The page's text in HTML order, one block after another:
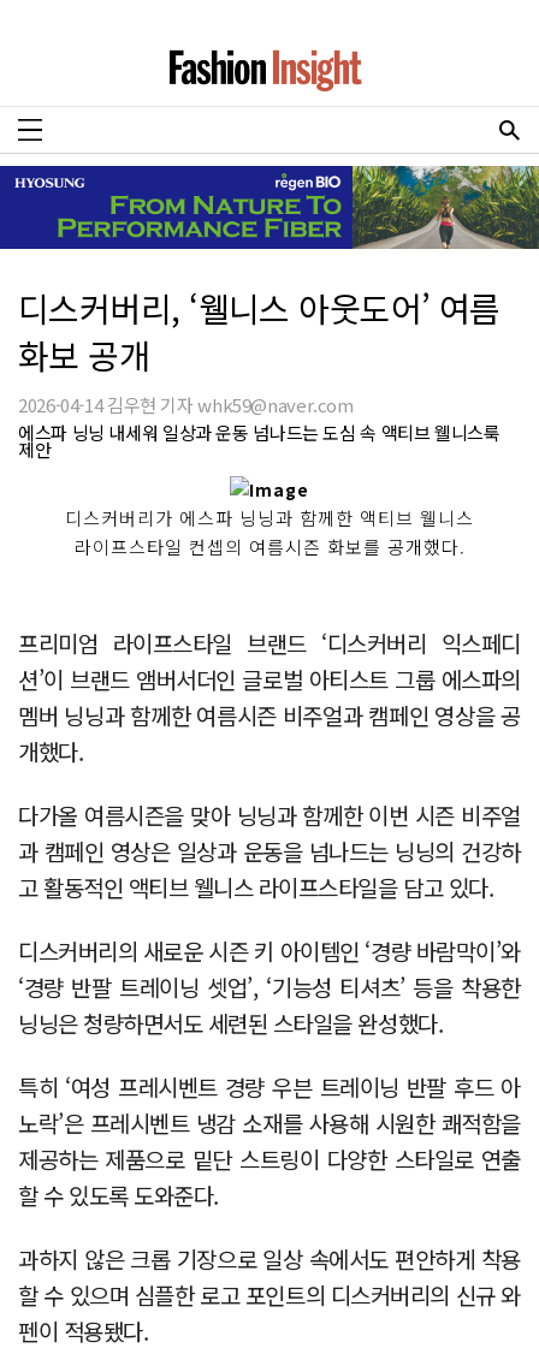
디스커버리, ‘웰니스 아웃도어’ 여름
화보 공개
2026-04-14 김우현 기자 whk59@naver.com
에스파 닝닝 내세워 일상과 운동 넘나드는 도심 속 액티브 웰니스룩
제안
디스커버리가 에스파 닝닝과 함께한 액티브 웰니스
라이프스타일 컨셉의 여름시즌 화보를 공개했다.
프리미엄 라이프스타일 브랜드 ‘디스커버리 익스페디
션’이 브랜드 앰버서더인 글로벌 아티스트 그룹 에스파의
멤버 닝닝과 함께한 여름시즌 비주얼과 캠페인 영상을 공
개했다.
다가올 여름시즌을 맞아 닝닝과 함께한 이번 시즌 비주얼
과 캠페인 영상은 일상과 운동을 넘나드는 닝닝의 건강하
고 활동적인 액티브 웰니스 라이프스타일을 담고 있다.
디스커버리의 새로운 시즌 키 아이템인 ‘경량 바람막이’와
‘경량 반팔 트레이닝 셋업’, ‘기능성 티셔츠’ 등을 착용한
닝닝은 청량하면서도 세련된 스타일을 완성했다.
특히 ‘여성 프레시벤트 경량 우븐 트레이닝 반팔 후드 아
노락’은 프레시벤트 냉감 소재를 사용해 시원한 쾌적함을
제공하는 제품으로 밑단 스트링이 다양한 스타일로 연출
할 수 있도록 도와준다.
과하지 않은 크롭 기장으로 일상 속에서도 편안하게 착용
할 수 있으며 심플한 로고 포인트의 디스커버리의 신규 와
펜이 적용됐다.